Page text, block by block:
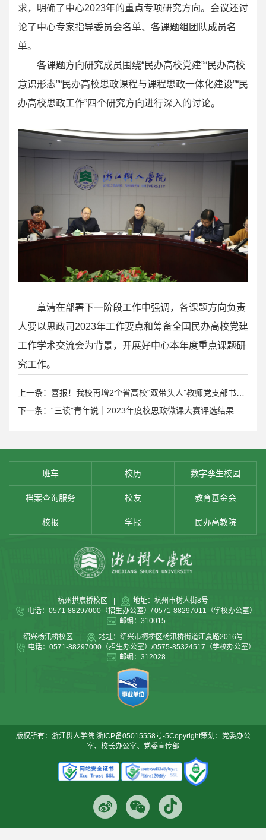
求，明确了中心2023年的重点专项研究方向。会议还讨
论了中心专家指导委员会名单、各课题组团队成员名
单。
各课题方向研究成员围绕“民办高校党建”“民办高校
意识形态”“民办高校思政课程与课程思政一体化建设”“民
办高校思政工作”四个研究方向进行深入的讨论。
章清在部署下一阶段工作中强调，各课题方向负责
人要以思政司2023年工作要点和筹备全国民办高校党建
工作学术交流会为背景，开展好中心本年度重点课题研
究工作。
班车 校历 数字孪生校园
档案查询服务 校友 教育基金会
校报 学报 民办高教院
杭州拱宸桥校区
地址：杭州市树人街8号
电话：0571-88297000（招生办公室）/ 0571-88297011（学校办公室）
邮编：310015
绍兴杨汛桥校区
地址：绍兴市柯桥区杨汛桥街道江夏路2016号
电话：0571-88297000（招生办公室）/0575-85324517（学校办公室）
邮编：312028
版权所有：浙江树人学院 浙ICP备05015558号-5Copyright策划：党委办公
室、校长办公室、党委宣传部